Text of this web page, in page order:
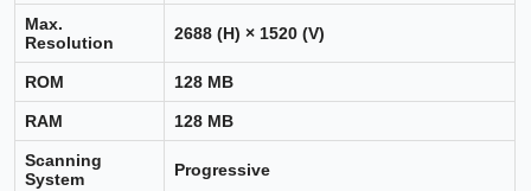
Max.
Resolution
2688 (H) × 1520 (V)
ROM 128 MB
RAM 128 MB
Scanning
System
Progressive